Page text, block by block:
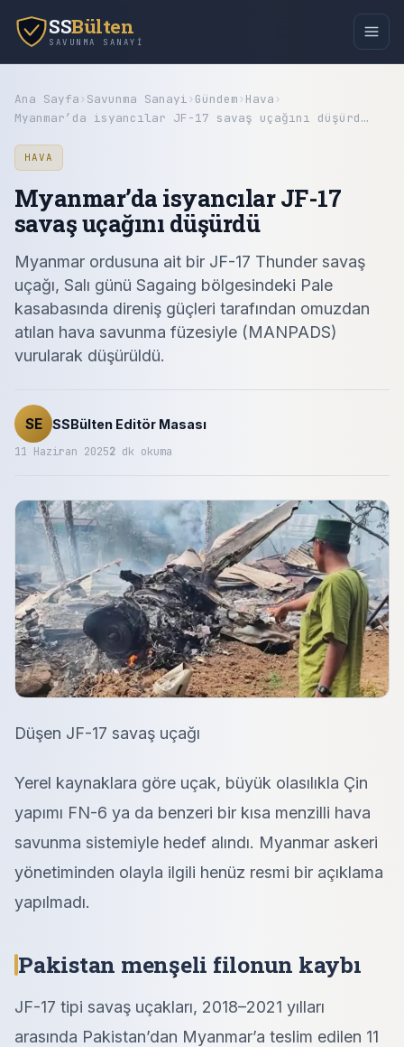
SSBülten
SAVUNMA SANAYI
Ana Sayfa› Savunma Sanayi› Gündem› Hava›
Myanmar’da isyancılar JF-17 savaş uçağını düşürd…
HAVA
Myanmar’da isyancılar JF-17
savaş uçağını düşürdü
Myanmar ordusuna ait bir JF-17 Thunder savaş
uçağı, Salı günü Sagaing bölgesindeki Pale
kasabasında direniş güçleri tarafından omuzdan
atılan hava savunma füzesiyle (MANPADS)
vurularak düşürüldü.
SE SSBülten Editör Masası
11 Haziran 20252 dk okuma
Düşen JF-17 savaş uçağı
Yerel kaynaklara göre uçak, büyük olasılıkla Çin
yapımı FN-6 ya da benzeri bir kısa menzilli hava
savunma sistemiyle hedef alındı. Myanmar askeri
yönetiminden olayla ilgili henüz resmi bir açıklama
yapılmadı.
Pakistan menşeli filonun kaybı
JF-17 tipi savaş uçakları, 2018–2021 yılları
arasında Pakistan’dan Myanmar’a teslim edilen 11